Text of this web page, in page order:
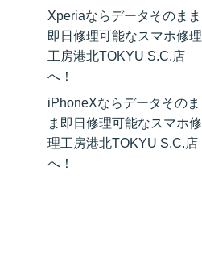
Xperiaならデータそのまま
即日修理可能なスマホ修理
工房港北TOKYU S.C.店
へ！
iPhoneXならデータそのま
ま即日修理可能なスマホ修
理工房港北TOKYU S.C.店
へ！